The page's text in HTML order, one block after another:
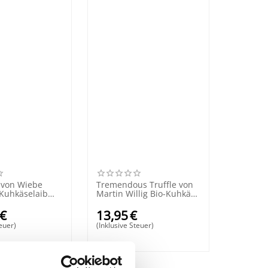
Wiebe
€
Tremendous Truffle von
Martin Willig Bio-Kuhkäse
13,95€
(Inklusive Steuer)